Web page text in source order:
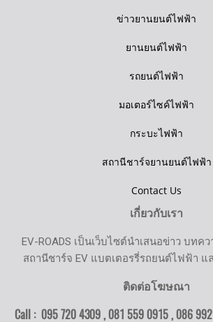
ข่าวยานยนต์ไฟฟ้า
ยานยนต์ไฟฟ้า
รถยนต์ไฟฟ้า
มอเตอร์ไซค์ไฟฟ้า
กระบะไฟฟ้า
สถานีชาร์จยานยนต์ไฟฟ้า
Contact Us
เกี่ยวกับเรา
EV-ROADS เป็นเว็บไซต์นำเสนอข่าว บท
สถานีชาร์จ EV แบตเตอรรี่รถยนต์ไฟฟ้า แ
ติดต่อโฆษณา
Call : 095 720 4309 , 081 559 0915 , 086